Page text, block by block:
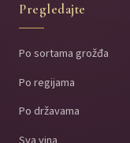
Pregledajte
Po sortama grožđa
Po regijama
Po državama